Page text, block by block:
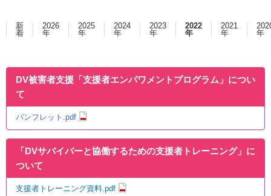
新
着
2026
年
2025
年
2024
年
2023
年
2022
年
2021
年
年
DV被害者支援「支援者エンパワメントプログラム」につい
て
パンフレット.pdf
「DVサバイバーと協働するための支援者トレーニング」に
ついて
支援者トレーニング資料.pdf